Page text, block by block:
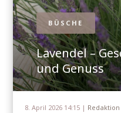
BÜSCHE
Lavendel –
und Genuss
8. April 2026 14:15 |